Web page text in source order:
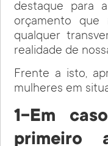
destaque para
orçamento que
qualquer
realidade de
Frente a isto,
mulheres em
1-Em
primeiro